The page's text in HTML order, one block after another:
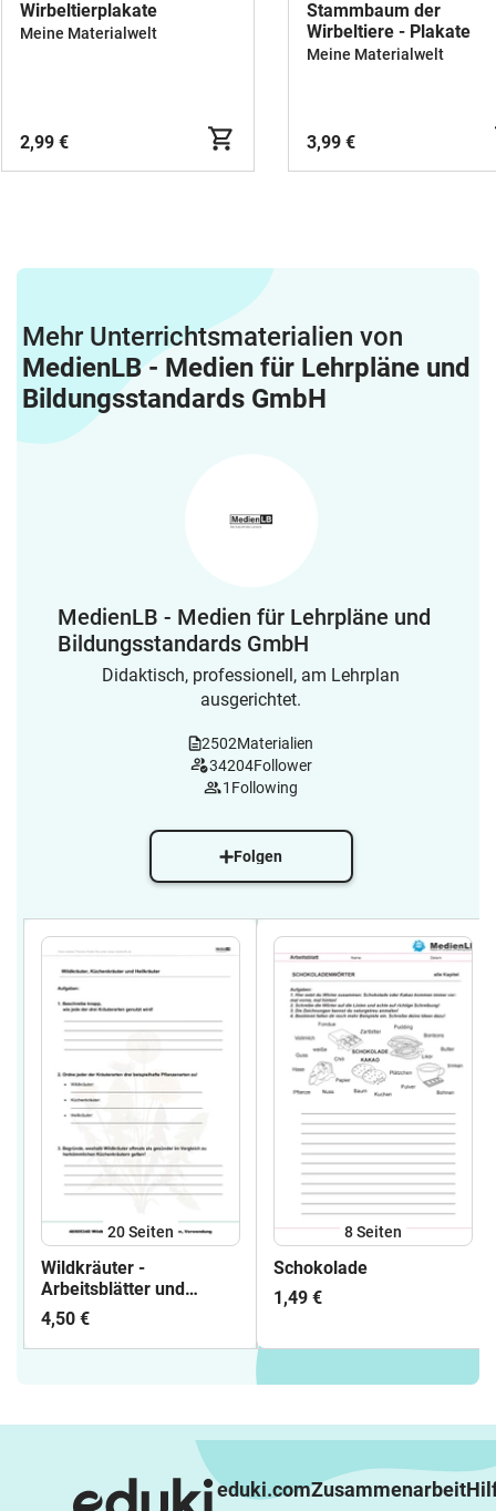
Wirbeltierplakate
Meine Materialwelt
2,99 €
Stammbaum der
Wirbeltiere - Plakate
Meine Materialwelt
3,99 €
Mehr Unterrichtsmaterialien von
MedienLB - Medien für Lehrpläne und
Bildungsstandards GmbH
MedienLB - Medien für Lehrpläne und
Bildungsstandards GmbH
Didaktisch, professionell, am Lehrplan
ausgerichtet.
2502Materialien
34204Follower
1 Following
Folgen
20Seiten
Wildkräuter -
Arbeitsblätter und
Lösungen PDF
4,50 €
8Seiten
Schokolade
1,49 €
eduki.comZusammenarbeit